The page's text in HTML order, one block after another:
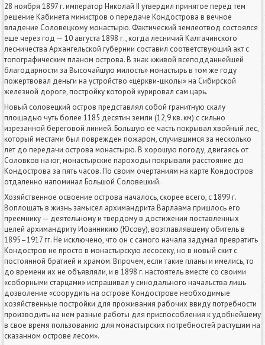
28 ноября 1897 г. император Николай II утвердил принятое перед тем
решение Кабинета министров о передаче Кондострова в вечное
владение Соловецкому монастырю. Фактический землеотвод состоялся
еще через год — 10 августа 1898 г., когда лесничий Калгачинского
лесничества Архангельской губернии составил соответствующий акт с
топографическим планом острова. В знак «живой всеподданнейшей
благодарности за Высочайшую милость» монастырь в том же году
пожертвовал деньги на устройство «церкви-школы» на Сибирской
железной дороге, постройку которой курировал сам царь.
Новый соловецкий остров представлял собой гранитную скалу
площадью чуть более 1185 десятин земли (12,9 кв. км) с сильно
изрезанной береговой линией. Большую ее часть покрывал хвойный лес,
который местами был поврежден пожаром, случившимся за несколько
лет до передачи острова монастырю. В хорошую погоду, двигаясь от
Соловков на юг, монастырские пароходы покрывали расстояние до
Кондострова за пять часов. По своим очертаниям на карте Кондостров
отдаленно напоминал Большой Соловецкий.
Хозяйственное освоение острова началось, скорее всего, с 1899 г.
Воплощать в жизнь замысел архимандрита Варлаама пришлось его
преемнику — деятельному и твердому в достижении поставленных
целей архимандриту Иоанникию (Юсову), возглавлявшему обитель в
1895–1917 гг. Не исключено, что он с самого начала задумал превратить
Кондостров не просто в монастырскую лесосеку, но в новый скит с
постоянной братией и храмом. Впрочем, если такие планы и имелись, то
до времени их не объявляли, и в 1898 г. настоятель вместе со своими
«соборными старцами» испрашивал у синодального начальства лишь
дозволение «соорудить на острове Кондострове необходимые
хозяйственные постройки для проживания рабочих ввиду потребности
производить на нем разные работы для приспособления к удобнейшему
в свое время пользованию для монастырских потребностей растущим на
сказанном острове лесом».